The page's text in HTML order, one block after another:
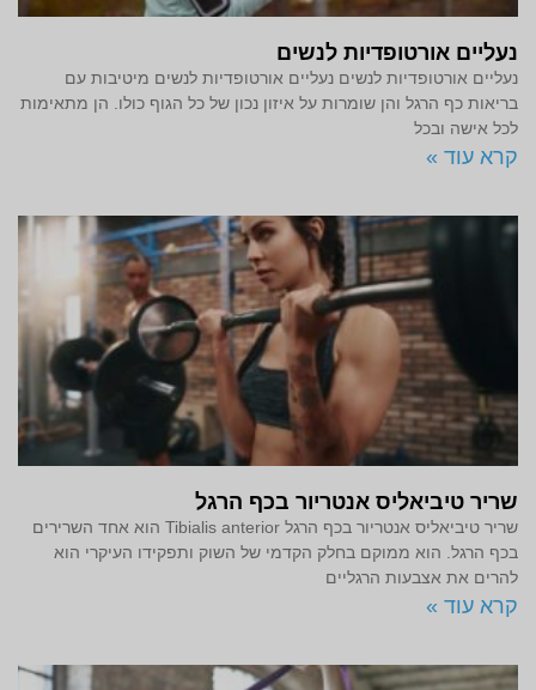
נעליים אורטופדיות לנשים
נעליים אורטופדיות לנשים נעליים אורטופדיות לנשים מיטיבות עם
בריאות כף הרגל והן שומרות על איזון נכון של כל הגוף כולו. הן מתאימות
לכל אישה ובכל
קרא עוד »
שריר טיביאליס אנטריור בכף הרגל
שריר טיביאליס אנטריור בכף הרגל Tibialis anterior הוא אחד השרירים
בכף הרגל. הוא ממוקם בחלק הקדמי של השוק ותפקידו העיקרי הוא
להרים את אצבעות הרגליים
קרא עוד »